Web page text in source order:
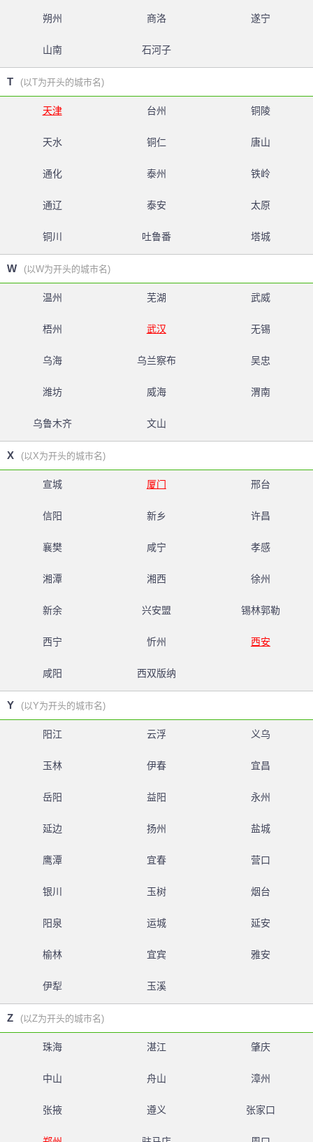
朔州 商洛 遂宁
山南 石河子
T (以T为开头的城市名)
天津 台州 铜陵
天水 铜仁 唐山
通化 泰州 铁岭
通辽 泰安 太原
铜川 吐鲁番 塔城
W (以W为开头的城市名)
温州 芜湖 武威
梧州 武汉 无锡
乌海 乌兰察布 吴忠
潍坊 威海 渭南
乌鲁木齐 文山
X (以X为开头的城市名)
宣城 厦门 邢台
信阳 新乡 许昌
襄樊 咸宁 孝感
湘潭 湘西 徐州
新余 兴安盟 锡林郭勒
西宁 忻州 西安
咸阳 西双版纳
Y (以Y为开头的城市名)
阳江 云浮 义乌
玉林 伊春 宜昌
岳阳 益阳 永州
延边 扬州 盐城
鹰潭 宜春 营口
银川 玉树 烟台
阳泉 运城 延安
榆林 宜宾 雅安
伊犁 玉溪
Z (以Z为开头的城市名)
珠海 湛江 肇庆
中山 舟山 漳州
张掖 遵义 张家口